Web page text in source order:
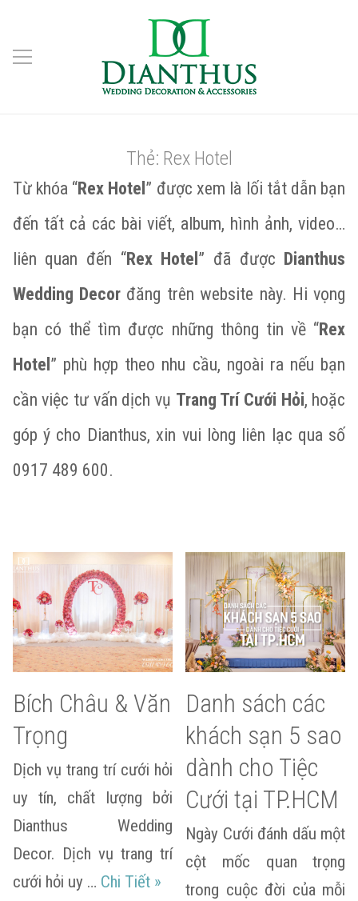
Thẻ: Rex Hotel
Từ khóa “Rex Hotel ” được xem là lối tắt dẫn bạn
đến tất cả các bài viết, album, hình ảnh, video…
liên quan đến “Rex Hotel ” đã được Dianthus
Wedding Decor đăng trên website này. Hi vọng
bạn có thể tìm được những thông tin về “Rex
Hotel ” phù hợp theo nhu cầu, ngoài ra nếu bạn
cần việc tư vấn dịch vụ Trang Trí Cưới Hỏi, hoặc
góp ý cho Dianthus, xin vui lòng liên lạc qua số
0917 489 600.
Bích Châu & Văn
Trọng
Dịch vụ trang trí cưới hỏi
uy tín, chất lượng bởi
Dianthus Wedding
Decor. Dịch vụ trang trí
cưới hỏi uy … Chi Tiết Bích Châu & Văn Trọng
»
Danh sách các
khách sạn 5 sao
dành cho Tiệc
Cưới tại TP.HCM
Ngày Cưới đánh dấu một
cột mốc quan trọng
trong cuộc đời của mỗi